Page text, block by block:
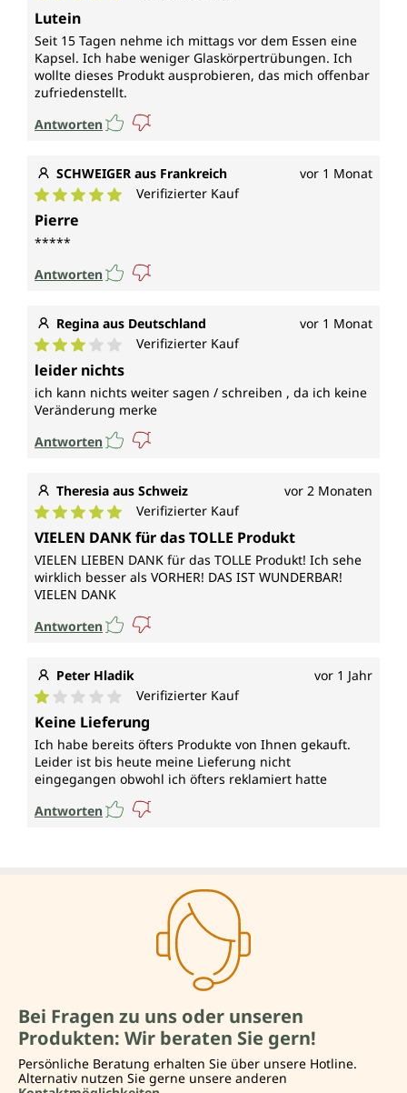
Durchschnittliche Bewertung von 5 von 5 Sternen
Lutein
Seit 15 Tagen nehme ich mittags vor dem Essen eine
Kapsel. Ich habe weniger Glaskörpertrübungen. Ich
wollte dieses Produkt ausprobieren, das mich offenbar
zufriedenstellt.
Antworten
SCHWEIGER aus Frankreich vor 1 Monat
Durchschnittliche Bewertung von 5 von 5 Sternen
Verifizierter Kauf
Pierre
*****
Antworten
Regina aus Deutschland vor 1 Monat
Durchschnittliche Bewertung von 3 von 5 Sternen
Verifizierter Kauf
leider nichts
ich kann nichts weiter sagen / schreiben , da ich keine
Veränderung merke
Antworten
Theresia aus Schweiz vor 2 Monaten
Durchschnittliche Bewertung von 5 von 5 Sternen
Verifizierter Kauf
VIELEN DANK für das TOLLE Produkt
VIELEN LIEBEN DANK für das TOLLE Produkt! Ich sehe
wirklich besser als VORHER! DAS IST WUNDERBAR!
VIELEN DANK
Antworten
Peter Hladik vor 1 Jahr
Durchschnittliche Bewertung von 1 von 5 Sternen
Verifizierter Kauf
Keine Lieferung
Ich habe bereits öfters Produkte von Ihnen gekauft.
Leider ist bis heute meine Lieferung nicht
eingegangen obwohl ich öfters reklamiert hatte
Antworten
Bei Fragen zu uns oder unseren
Produkten: Wir beraten Sie gern!
Persönliche Beratung erhalten Sie über unsere Hotline.
Alternativ nutzen Sie gerne unsere anderen